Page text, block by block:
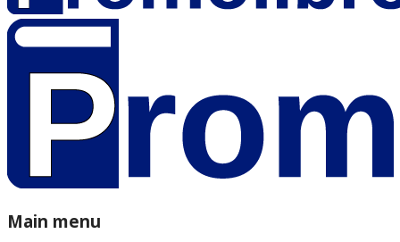
Main menu